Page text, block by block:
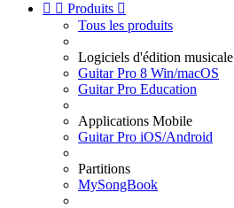
  Produits 
Tous les produits
Logiciels d'édition musicale
Guitar Pro 8 Win/macOS
Guitar Pro Education
Applications Mobile
Guitar Pro iOS/Android
Partitions
MySongBook